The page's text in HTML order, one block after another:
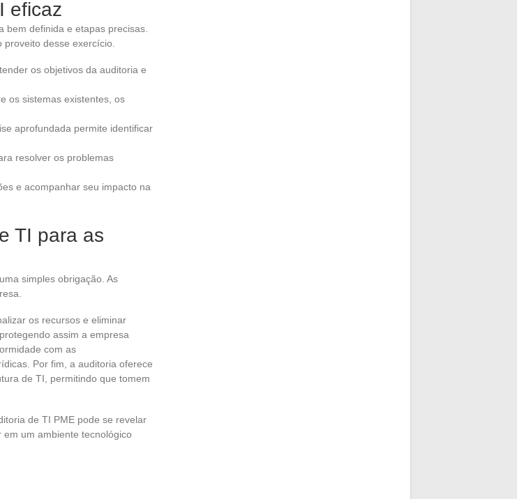
eficaz
bem definida e etapas precisas.
desse exercício.
os objetivos da auditoria e
os sistemas existentes, os
aprofundada permite identificar
resolver os problemas
e acompanhar seu impacto na
TI para as
simples obrigação. As
os recursos e eliminar
assim a empresa
com as
Por fim, a auditoria oferece
de TI, permitindo que tomem
de TI PME pode se revelar
um ambiente tecnológico